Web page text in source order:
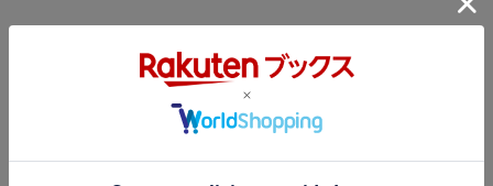
『FINAL FANTASY ７ REBIRTH Original Soundtrack Plus』／CD